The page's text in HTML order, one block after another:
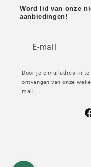
Word lid van onze
aanbiedingen!
E-mail
Door je e-mailadres in
ontvangen van onze
mail.